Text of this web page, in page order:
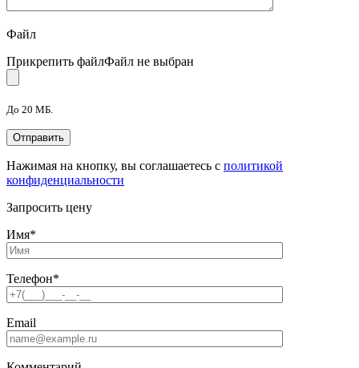
Файл
Прикрепить файлФайл не выбран
До 20 МБ.
Нажимая на кнопку, вы соглашаетесь с политикой
конфиденциальности
Запросить цену
Имя*
Телефон*
Email